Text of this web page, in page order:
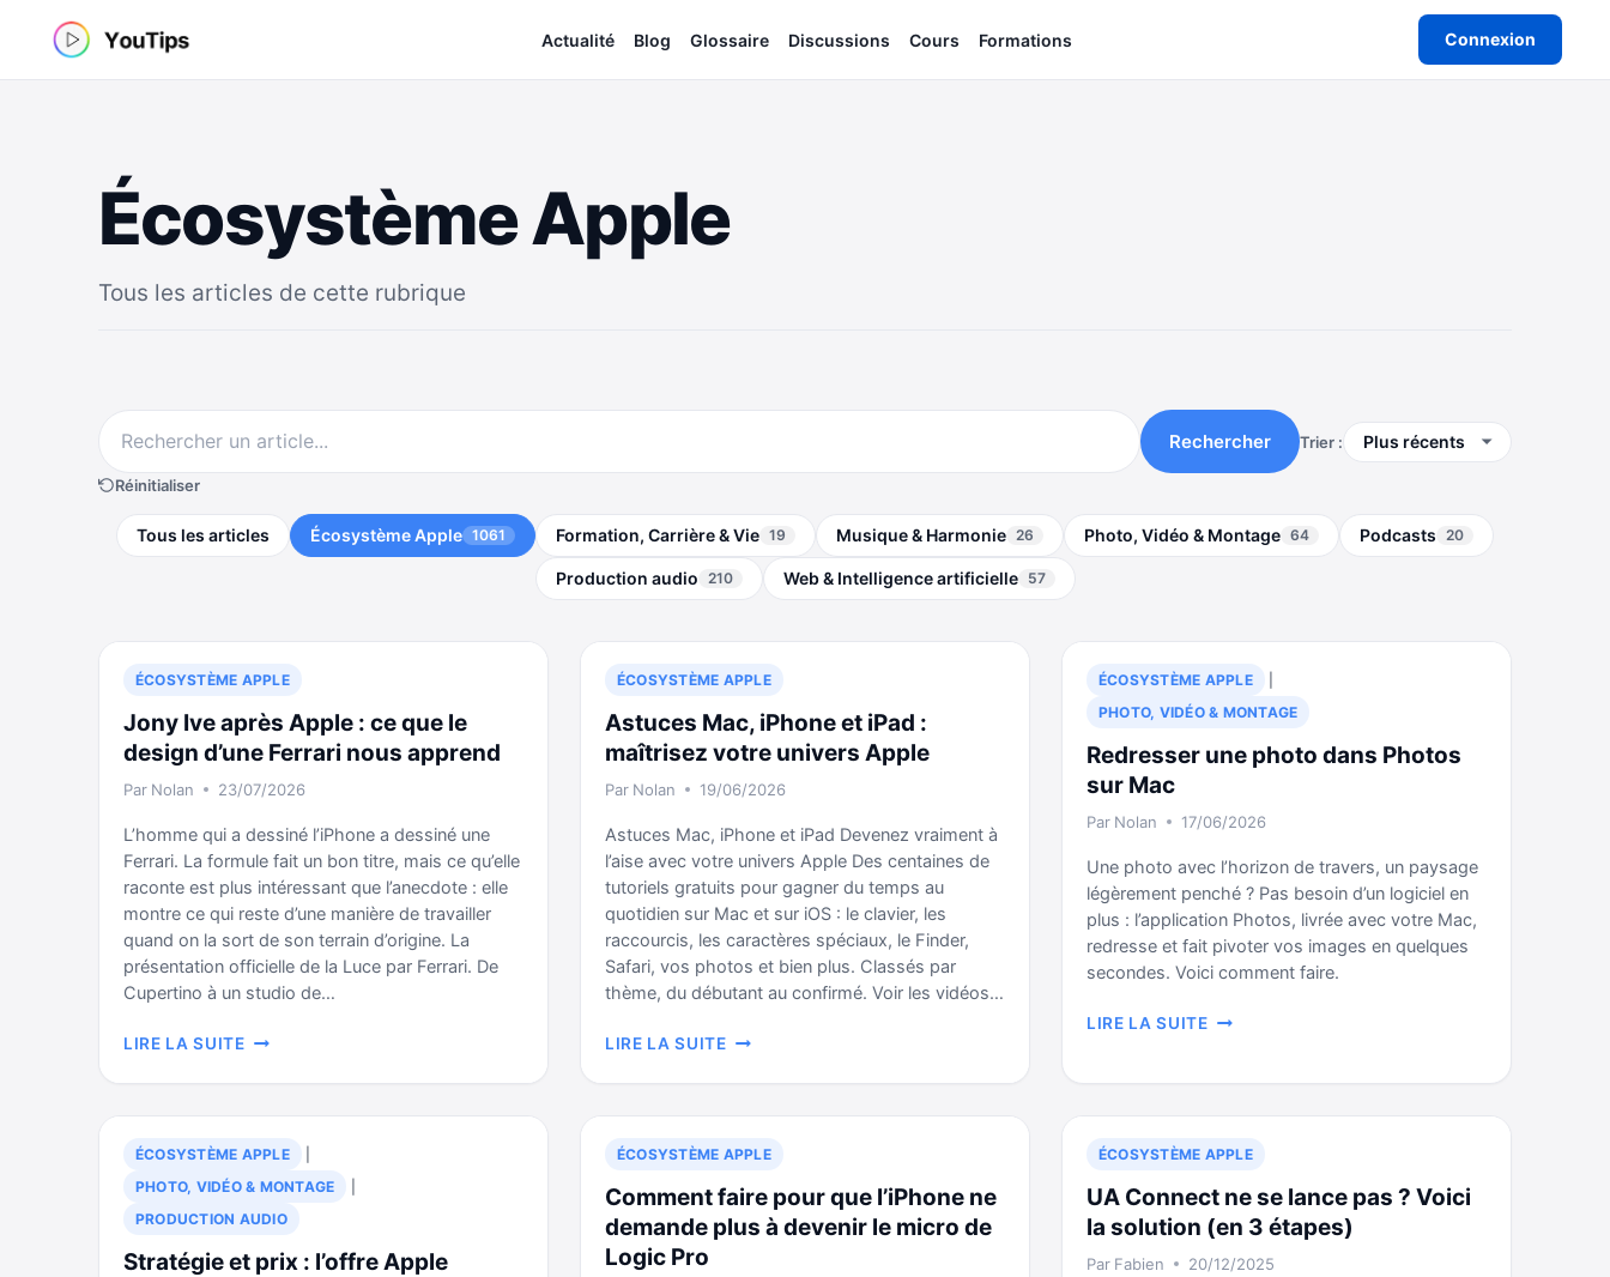
Actualité Blog Glossaire Discussions Cours Formations Connexion
Écosystème Apple
Tous les articles de cette rubrique
Rechercher Trier :
Réinitialiser
Tous les articles Écosystème Apple 1061 Formation, Carrière & Vie 19 Musique & Harmonie 26 Photo, Vidéo & Montage 64 Podcasts 20
Production audio 210 Web & Intelligence artificielle 57
ÉCOSYSTÈME APPLE
Jony Ive après Apple : ce que le
design d’une Ferrari nous apprend
Par Nolan 23/07/2026
L’homme qui a dessiné l’iPhone a dessiné une
Ferrari. La formule fait un bon titre, mais ce qu’elle
raconte est plus intéressant que l’anecdote : elle
montre ce qui reste d’une manière de travailler
quand on la sort de son terrain d’origine. La
présentation officielle de la Luce par Ferrari. De
Cupertino à un studio de…
LIRE LA SUITEJONY
APRÈS
APPLE
CE
QUE
LE
D’UNE
ÉCOSYSTÈME APPLE
Astuces Mac, iPhone et iPad :
maîtrisez votre univers Apple
Par Nolan 19/06/2026
Astuces Mac, iPhone et iPad Devenez vraiment à
l’aise avec votre univers Apple Des centaines de
tutoriels gratuits pour gagner du temps au
quotidien sur Mac et sur iOS : le clavier, les
raccourcis, les caractères spéciaux, le Finder,
Safari, vos photos et bien plus. Classés par
thème, du débutant au confirmé. Voir les vidéos…
LIRE LA SUITEASTUCES
IPHONE
ET
:
MAÎTRISEZ
VOTRE
UNIVERS
ÉCOSYSTÈME APPLE
PHOTO, VIDÉO & MONTAGE
Redresser une photo dans Photos
sur Mac
Par Nolan 17/06/2026
Une photo avec l’horizon de travers, un paysage
légèrement penché ? Pas besoin d’un logiciel en
plus : l’application Photos, livrée avec votre Mac,
redresse et fait pivoter vos images en quelques
secondes. Voici comment faire.
LIRE LA SUITEREDRESSER
PHOTOS
ÉCOSYSTÈME APPLE
PHOTO, VIDÉO & MONTAGE
PRODUCTION AUDIO
Stratégie et prix : l’offre Apple
ÉCOSYSTÈME APPLE
Comment faire pour que l’iPhone ne
demande plus à devenir le micro de
Logic Pro
ÉCOSYSTÈME APPLE
UA Connect ne se lance pas ? Voici
la solution (en 3 étapes)
Par Fabien 20/12/2025